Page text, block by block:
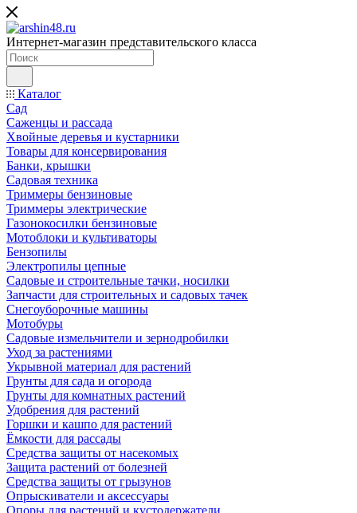
Интернет-магазин представительского класса
Каталог
Сад
Саженцы и рассада
Хвойные деревья и кустарники
Товары для консервирования
Банки, крышки
Садовая техника
Триммеры бензиновые
Триммеры электрические
Газонокосилки бензиновые
Мотоблоки и культиваторы
Бензопилы
Электропилы цепные
Садовые и строительные тачки, носилки
Запчасти для строительных и садовых тачек
Снегоуборочные машины
Мотобуры
Садовые измельчители и зернодробилки
Уход за растениями
Укрывной материал для растений
Грунты для сада и огорода
Грунты для комнатных растений
Удобрения для растений
Горшки и кашпо для растений
Ёмкости для рассады
Средства защиты от насекомых
Защита растений от болезней
Средства защиты от грызунов
Опрыскиватели и аксессуары
Опоры для растений и кустодержатели